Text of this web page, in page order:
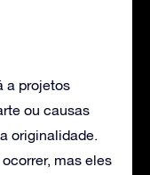
a projetos
ou causas
originalidade.
mas eles